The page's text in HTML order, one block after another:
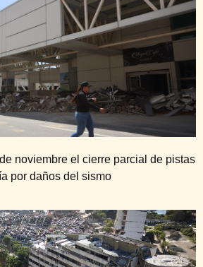
noviembre el cierre parcial de pistas
por daños del sismo